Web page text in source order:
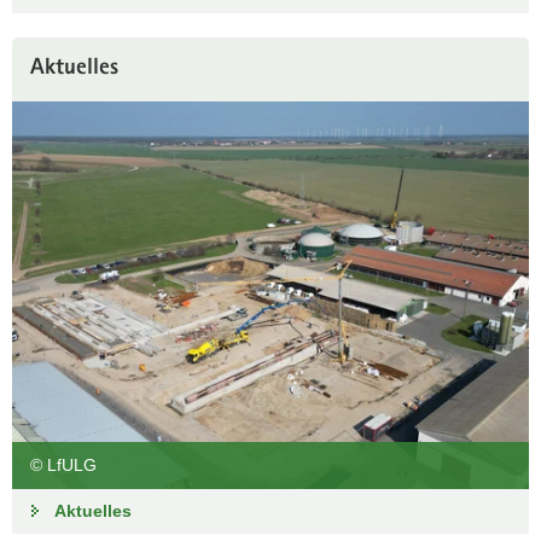
Drehpflüge findet vom 17.-21.09. auf den Flächen des Lehr-
und Versuchsgut Köllitsch statt.
Termine Deutscher Pflügerrat
Aktuelles
© LfULG
Aktuelles